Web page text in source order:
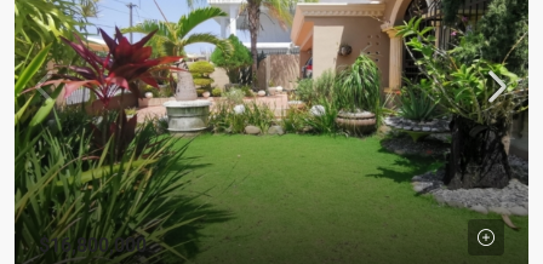
$16,800,000